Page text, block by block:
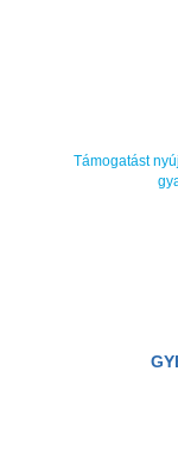
Támogatást